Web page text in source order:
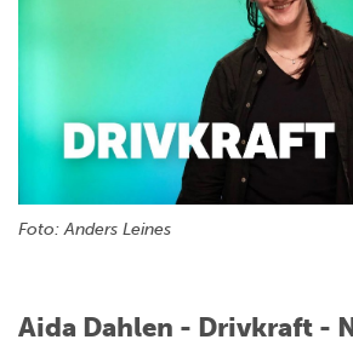
Foto: Anders Leines
Aida Dahlen - Drivkraft -